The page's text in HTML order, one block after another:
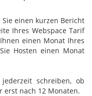
Sie einen kurzen Bericht
Ihres Webspace Tarif
einen Monat Ihres
Hosten einen Monat
schreiben, ob
erst nach 12 Monaten.